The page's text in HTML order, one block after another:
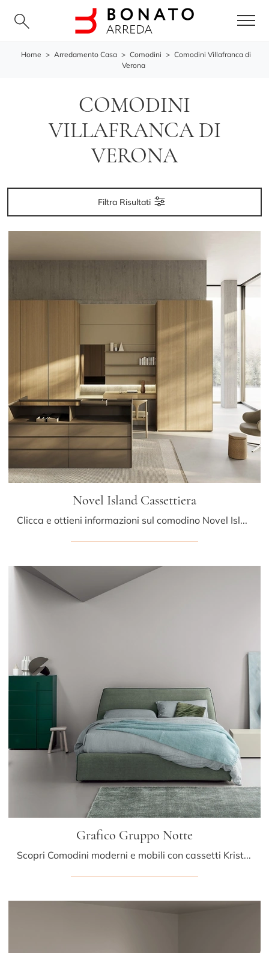
Home > Arredamento Casa > Comodini > Comodini Villafranca di
Verona
COMODINI
VILLAFRANCA DI
VERONA
Filtra Risultati
Novel Island Cassettiera
Clicca e ottieni informazioni sul comodino Novel Island Cassettiera: Comodini e mobili con cassetti di Kristalia sono ideali per spazi moderni.
Grafico Gruppo Notte
Scopri Comodini moderni e mobili con cassetti Kristalia! Il modello Grafico Gruppo Notte costruito in laccato opaco è l'acquisto perfetto.